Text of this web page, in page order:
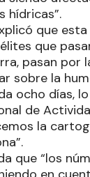
hídricas”.
que
que
pasan por
sobre la
ocho días,
de
la
que “los